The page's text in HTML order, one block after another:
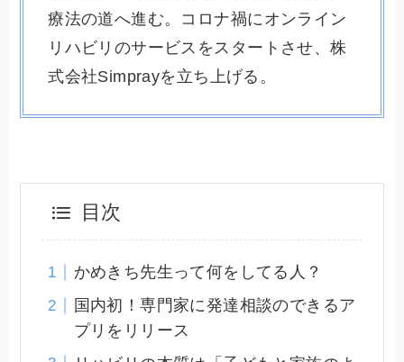
療法の道へ進む。コロナ禍にオンライン
リハビリのサービスをスタートさせ、株
式会社Simprayを立ち上げる。
目次
かめきち先生って何をしてる人？
国内初！専門家に発達相談のできるア
プリをリリース